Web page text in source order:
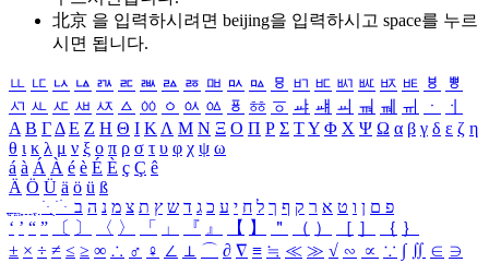
北京 을 입력하시려면 beijing을 입력하시고 space를 누르
시면 됩니다.
ㅥ ㅦ ㅧ ㅨ ㅩ ㅪ ㅫ ㅬ ㅭ ㅮ ㅯ ㅰ ㅱ ㅲ ㅳ ㅴ ㅵ ㅶ ㅷ ㅸ
ㅹ
ㅺ ㅻ ㅼ ㅽ ㅾ ㅿ ㆀ ㆁ ㆂ ㆃ ㆄ ㆅ ㆆ ㆇ ㆈ ㆉ ㆊ ㆋ ㆌ ㆍ
ㆎ
Α Β ΓΔ Ε Ζ Η Θ Ι ΚΛ Μ Ν Ξ Ο Π Ρ Σ ΤΥ Φ Χ Ψ Ω α β γ δ ε ζ η
θ ι κ λ μ ν ξ ο π ρ σ τ υ φ χ ψ ω
á à Á À é è É È ç Ç ê
Ä Ö Ü ä ö ü ß
ִֶֹ ֻּ ׁׂ פ ם ן ו ט א ר ק ף ך ל ח י ע כ ג ד ש ץ ת צ מ נ ה ב
‘ ’ “ ” 〔 〕 〈 〉 「 」 『 』 【 】 ＂ （ ） ［ ］ ｛ ｝
± × ÷ ≠ ≤ ≥ ∞ ∴ ♂ ♀ ∠ ⊥ ⌒ ∂ ∇ ≡ ≒ ≪ ≫ √ ∽ ∝ ∵ ∫ ∬ ∈ ∋